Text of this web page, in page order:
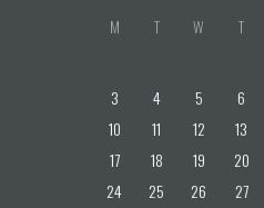
M T W T
3
4 5 6
10
11 12 13
17
18 19 20
24
25 26 27